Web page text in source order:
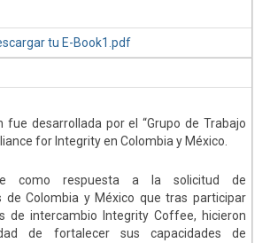
tu E-Book1.pdf
fue desarrollada por el “Grupo de Trabajo
for Integrity en Colombia y México.
como respuesta a la solicitud de
de Colombia y México que tras participar
de intercambio Integrity Coffee, hicieron
de fortalecer sus capacidades de